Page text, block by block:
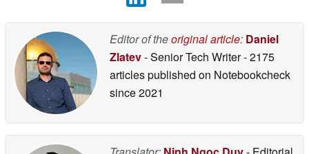
Editor of theoriginal article: Daniel
Zlatev- Senior Tech Writer- 2175
articles published on Notebookcheck
since 2021